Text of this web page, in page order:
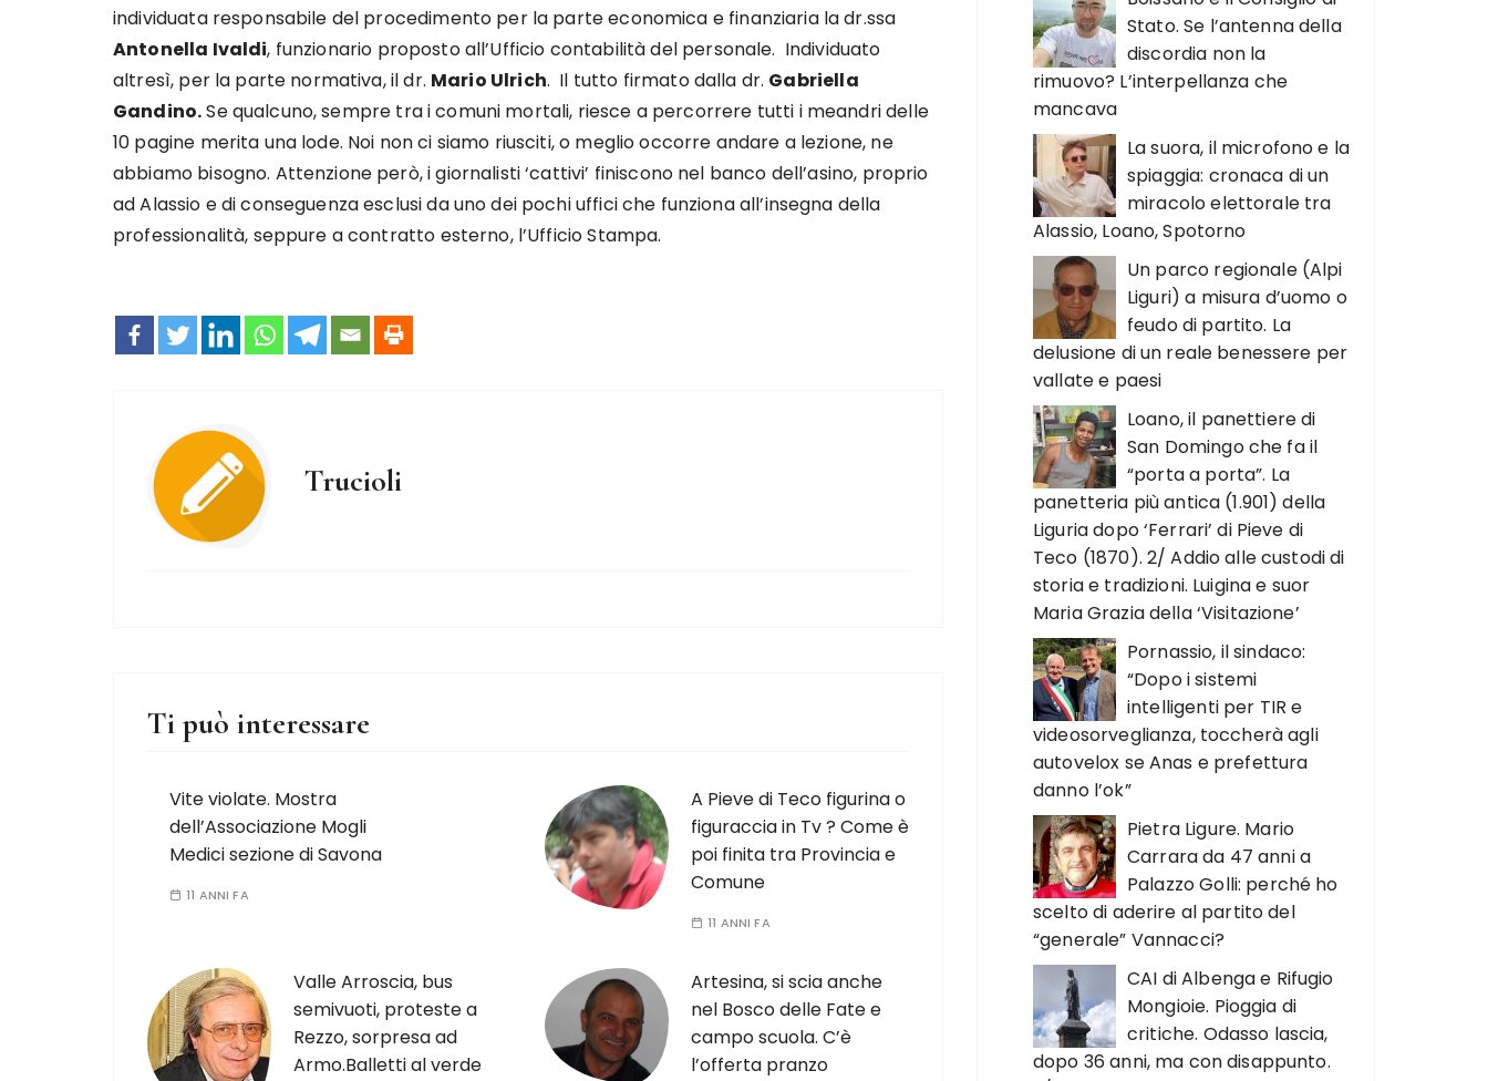
individuata responsabile del procedimento per la parte economica e finanziaria la dr.ssa
Antonella Ivaldi, funzionario proposto all’Ufficio contabilità del personale. Individuato
altresì, per la parte normativa, il dr. Mario Ulrich. Il tutto firmato dalla dr. Gabriella
Gandino.Se qualcuno, sempre tra i comuni mortali, riesce a percorrere tutti i meandri delle
10 pagine merita una lode. Noi non ci siamo riusciti, o meglio occorre andare a lezione, ne
abbiamo bisogno. Attenzione però, i giornalisti ‘cattivi’ finiscono nel banco dell’asino, proprio
ad Alassio e di conseguenza esclusi da uno dei pochi uffici che funziona all’insegna della
professionalità, seppure a contratto esterno, l’Ufficio Stampa.
Trucioli
Ti può interessare
Vite violate. Mostra
dell’Associazione Mogli
Medici sezione di Savona
11 ANNI FA
A Pieve di Teco figurina o
figuraccia in Tv ? Come è
poi finita tra Provincia e
Comune
11 ANNI FA
Valle Arroscia, bus
semivuoti, proteste a
Rezzo, sorpresa ad
Armo.Balletti al verde
Artesina, si scia anche
nel Bosco delle Fate e
campo scuola. C’è
l’offerta pranzo
Stato. Se l’antenna della
discordia non la
rimuovo? L’interpellanza che
mancava
La suora, il microfono e la
spiaggia: cronaca di un
miracolo elettorale tra
Alassio, Loano, Spotorno
Un parco regionale (Alpi
Liguri) a misura d’uomo o
feudo di partito. La
delusione di un reale benessere per
vallate e paesi
Loano, il panettiere di
San Domingo che fa il
“porta a porta”. La
panetteria più antica (1.901) della
Liguria dopo ‘Ferrari’ di Pieve di
Teco (1870). 2/ Addio alle custodi di
storia e tradizioni. Luigina e suor
Maria Grazia della ‘Visitazione’
Pornassio, il sindaco:
“Dopo i sistemi
intelligenti per TIR e
videosorveglianza, toccherà agli
autovelox se Anas e prefettura
danno l’ok”
Pietra Ligure. Mario
Carrara da 47 anni a
Palazzo Golli: perché ho
scelto di aderire al partito del
“generale” Vannacci?
CAI di Albenga e Rifugio
Mongioie. Pioggia di
critiche. Odasso lascia,
dopo 36 anni, ma con disappunto.